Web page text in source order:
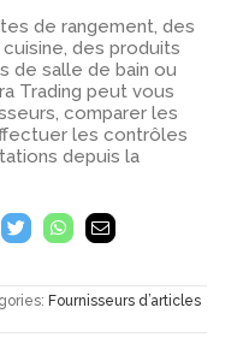
de rangement, des
des produits
de salle de bain ou
Trading peut vous
comparer les
les contrôles
depuis la
Fournisseurs d’articles